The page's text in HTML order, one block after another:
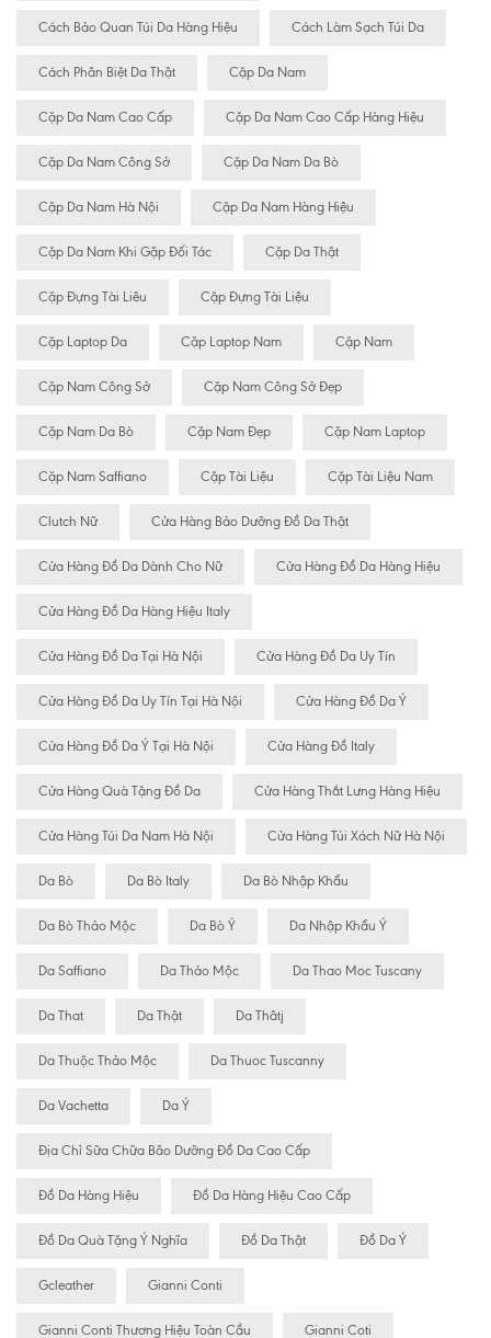
Cách Bảo Quan Túi Da Hàng Hiệu Cách Làm Sạch Túi Da
Cách Phân Biệt Da Thật Cặp Da Nam
Cặp Da Nam Cao Cấp Cặp Da Nam Cao Cấp Hàng Hiệu
Cặp Da Nam Công Sở Cặp Da Nam Da Bò
Cặp Da Nam Hà Nội Cặp Da Nam Hàng Hiệu
Cặp Da Nam Khi Gặp Đối Tác Cặp Da Thật
Cặp Đựng Tài Liêu Cặp Đựng Tài Liệu
Cặp Laptop Da Cặp Laptop Nam Cặp Nam
Cặp Nam Công Sở Cặp Nam Công Sở Đẹp
Cặp Nam Da Bò Cặp Nam Đẹp Cặp Nam Laptop
Cặp Nam Saffiano Cặp Tài Liệu Cặp Tài Liệu Nam
Clutch Nữ Cửa Hàng Bảo Dưỡng Đồ Da Thật
Cửa Hàng Đồ Da Dành Cho Nữ Cửa Hàng Đồ Da Hàng Hiệu
Cửa Hàng Đồ Da Hàng Hiệu Italy
Cửa Hàng Đồ Da Tại Hà Nội Cửa Hàng Đồ Da Uy Tín
Cửa Hàng Đồ Da Uy Tín Tại Hà Nội Cửa Hàng Đồ Da Ý
Cửa Hàng Đồ Da Ý Tại Hà Nội Cửa Hàng Đồ Italy
Cửa Hàng Quà Tặng Đồ Da Cửa Hàng Thắt Lưng Hàng Hiệu
Cửa Hàng Túi Da Nam Hà Nội Cửa Hàng Túi Xách Nữ Hà Nội
Da Bò Da Bò Italy Da Bò Nhập Khẩu
Da Bò Thảo Mộc Da Bò Ý Da Nhập Khẩu Ý
Da Saffiano Da Thảo Mộc Da Thao Moc Tuscany
Da That Da Thật Da Thâtj
Da Thuộc Thảo Mộc Da Thuoc Tuscanny
Da Vachetta Da Ý
Địa Chỉ Sữa Chữa Bão Dưỡng Đồ Da Cao Cấp
Đồ Da Hàng Hiệu Đồ Da Hàng Hiệu Cao Cấp
Đồ Da Quà Tặng Ý Nghĩa Đồ Da Thật Đồ Da Ý
Gcleather Gianni Conti
Gianni Conti Thương Hiệu Toàn Cầu Gianni Coti